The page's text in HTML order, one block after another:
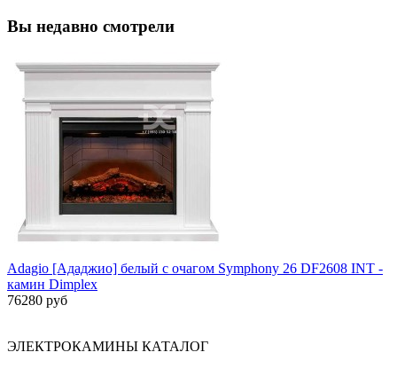
Вы недавно смотрели
Adagio [Ададжио] белый с очагом Symphony 26 DF2608 INT -
камин Dimplex
76280 руб
ЭЛЕКТРОКАМИНЫ КАТАЛОГ